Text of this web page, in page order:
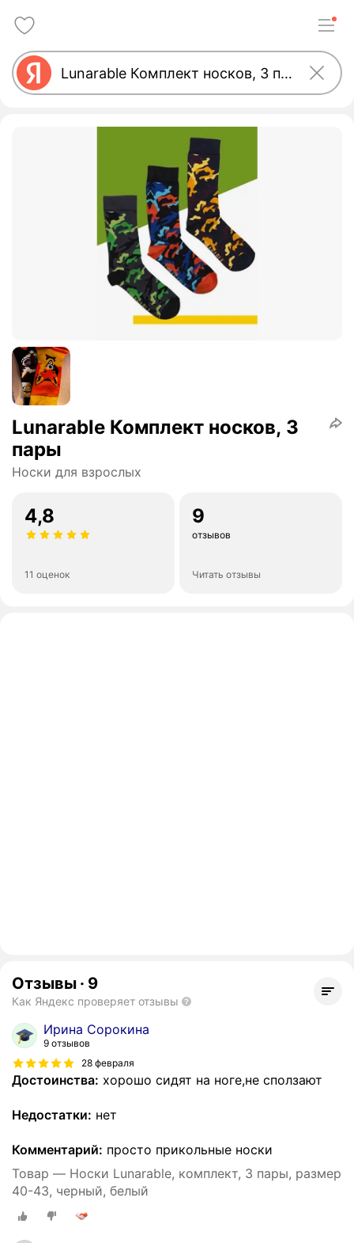
Lunarable Комплект носков, 3
пары
Носки для взрослых
4,8
11 оценок
9
отзывов
Читать отзывы
Отзывы · 9
Как Яндекс проверяет отзывы
Ирина Сорокина
9 отзывов
28 февраля
Достоинства: хорошо сидят на ноге,не сползают
Недостатки: нет
Комментарий: просто прикольные носки
Товар — Носки Lunarable, комплект, 3 пары, размер
40-43, черный, белый